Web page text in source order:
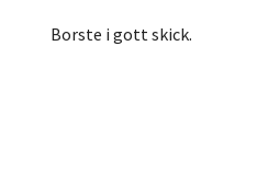
Borste i gott skick.